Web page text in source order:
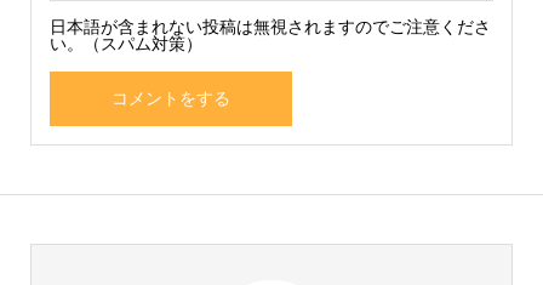
日本語が含まれない投稿は無視されますのでご注意くださ
い。（スパム対策）